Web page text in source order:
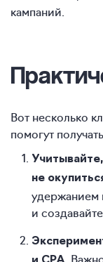
кампаний.
Вот несколько
помогут
не
удержанием
и
.